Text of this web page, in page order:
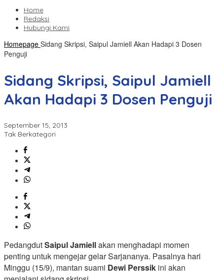
Home
Redaksi
Hubungi Kami
Homepage Sidang Skripsi, Saipul Jamiell Akan Hadapi 3 Dosen
Penguji
Sidang Skripsi, Saipul Jamiell
Akan Hadapi 3 Dosen Penguji
September 15, 2013
Tak Berkategori
PedangdutSaipul Jamiellakan menghadapi momen
penting untuk mengejar gelar Sarjananya. Pasalnya hari
Minggu (15/9), mantan suami Dewi Perssik ini akan